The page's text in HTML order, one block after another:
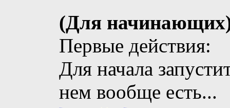
(Для
Первые действия:
Для начала
нем вообще есть...